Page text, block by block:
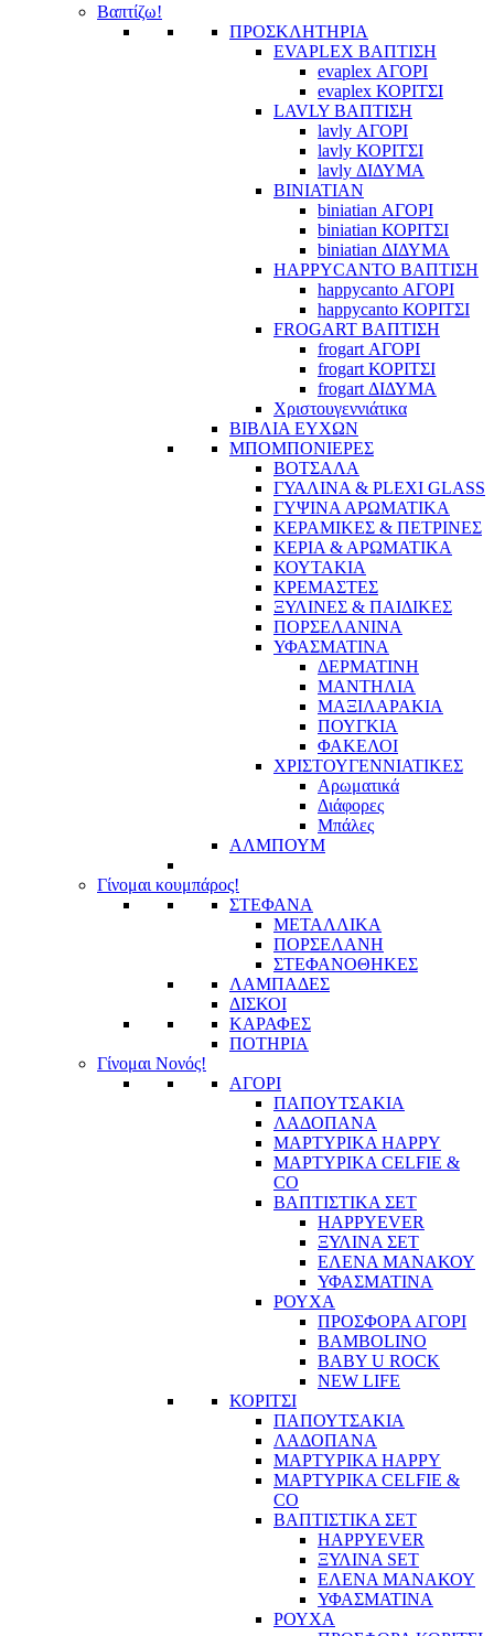
Βαπτίζω!
ΠΡΟΣΚΛΗΤΗΡΙΑ
EVAPLEX ΒΑΠΤΙΣΗ
evaplex ΑΓΟΡΙ
evaplex ΚΟΡΙΤΣΙ
LAVLY ΒΑΠΤΙΣΗ
lavly ΑΓΟΡΙ
lavly ΚΟΡΙΤΣΙ
lavly ΔΙΔΥΜΑ
BINIATIAN
biniatian ΑΓΟΡΙ
biniatian ΚΟΡΙΤΣΙ
biniatian ΔΙΔΥΜΑ
HAPPYCANTO ΒΑΠΤΙΣΗ
happycanto ΑΓΟΡΙ
happycanto ΚΟΡΙΤΣΙ
FROGART ΒΑΠΤΙΣΗ
frogart ΑΓΟΡΙ
frogart ΚΟΡΙΤΣΙ
frogart ΔΙΔΥΜΑ
Χριστουγεννιάτικα
ΒΙΒΛΙΑ ΕΥΧΩΝ
ΜΠΟΜΠΟΝΙΕΡΕΣ
ΒΟΤΣΑΛΑ
ΓΥΑΛΙΝΑ & PLEXI GLASS
ΓΥΨΙΝΑ ΑΡΩΜΑΤΙΚΑ
ΚΕΡΑΜΙΚΕΣ & ΠΕΤΡΙΝΕΣ
ΚΕΡΙΑ & ΑΡΩΜΑΤΙΚΑ
ΚΟΥΤΑΚΙΑ
ΚΡΕΜΑΣΤΕΣ
ΞΥΛΙΝΕΣ & ΠΑΙΔΙΚΕΣ
ΠΟΡΣΕΛΑΝΙΝΑ
ΥΦΑΣΜΑΤΙΝA
ΔΕΡΜΑΤΙΝΗ
ΜΑΝΤΗΛΙΑ
ΜΑΞΙΛΑΡΑΚΙΑ
ΠΟΥΓΚΙΑ
ΦΑΚΕΛΟΙ
ΧΡΙΣΤΟΥΓΕΝΝΙΑΤΙΚΕΣ
Αρωματικά
Διάφορες
Μπάλες
ΑΛΜΠΟΥΜ
Γίνομαι κουμπάρος!
ΣΤΕΦΑΝΑ
ΜΕΤΑΛΛΙΚΑ
ΠΟΡΣΕΛΑΝΗ
ΣΤΕΦΑΝΟΘΗΚΕΣ
ΛΑΜΠΑΔΕΣ
ΔΙΣΚΟΙ
ΚΑΡΑΦΕΣ
ΠΟΤΗΡΙΑ
Γίνομαι Νονός!
ΑΓΟΡΙ
ΠΑΠΟΥΤΣΑΚΙΑ
ΛΑΔΟΠΑΝΑ
ΜΑΡΤΥΡΙΚΑ HAPPY
ΜΑΡΤΥΡΙΚΑ CELFIE &
CO
ΒΑΠΤΙΣΤΙΚΑ ΣΕΤ
HAPPYEVER
ΞΥΛΙΝΑ ΣΕΤ
ΕΛΕΝΑ ΜΑΝΑΚΟΥ
ΥΦΑΣΜΑΤΙΝΑ
ΡΟΥΧΑ
ΠΡΟΣΦΟΡΑ ΑΓΟΡΙ
BAMBOLINO
BABY U ROCK
NEW LIFE
ΚΟΡΙΤΣΙ
ΠΑΠΟΥΤΣΑΚΙΑ
ΛΑΔΟΠΑΝΑ
ΜΑΡΤΥΡΙΚΑ HAPPY
ΜΑΡΤΥΡΙΚΑ CELFIE &
CO
ΒΑΠΤΙΣΤΙΚΑ ΣΕΤ
HAPPYEVER
ΞΥΛΙΝΑ SET
ΕΛΕΝΑ ΜΑΝΑΚΟΥ
ΥΦΑΣΜΑΤΙΝΑ
ΡΟΥΧΑ